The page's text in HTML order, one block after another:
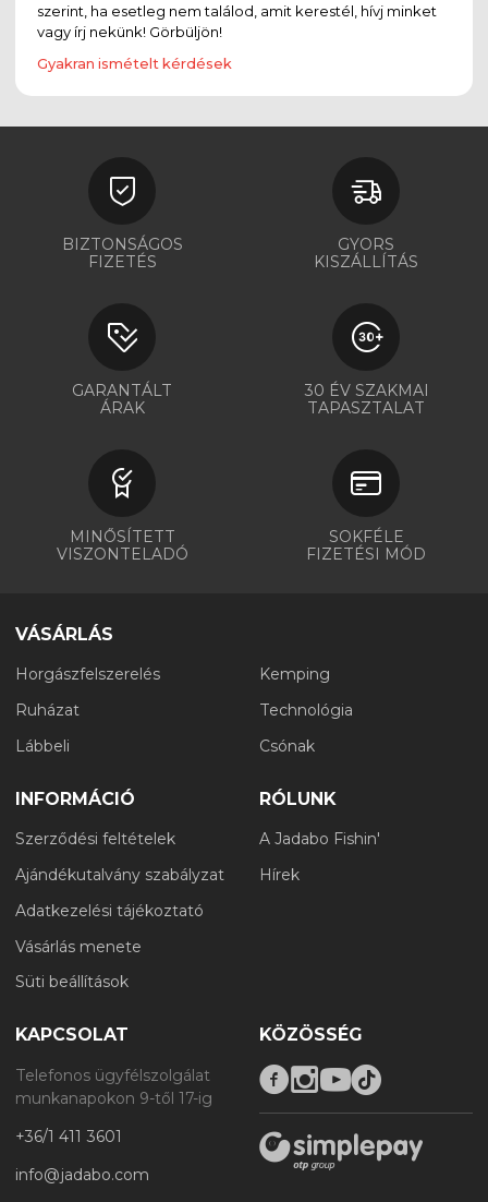
szerint, ha esetleg nem találod, amit kerestél, hívj minket
vagy írj nekünk! Görbüljön!
Gyakran ismételt kérdések
BIZTONSÁGOS
FIZETÉS
GYORS
KISZÁLLÍTÁS
GARANTÁLT
ÁRAK
30 ÉV SZAKMAI
TAPASZTALAT
MINŐSÍTETT
VISZONTELADÓ
SOKFÉLE
FIZETÉSI MÓD
VÁSÁRLÁS
Horgászfelszerelés
Ruházat
Lábbeli
Kemping
Technológia
Csónak
INFORMÁCIÓ
Szerződési feltételek
Ajándékutalvány szabályzat
Adatkezelési tájékoztató
Vásárlás menete
Süti beállítások
RÓLUNK
A Jadabo Fishin'
Hírek
KAPCSOLAT
Telefonos ügyfélszolgálat
munkanapokon 9-től 17-ig
+36/1 411 3601
info@jadabo.com
KÖZÖSSÉG